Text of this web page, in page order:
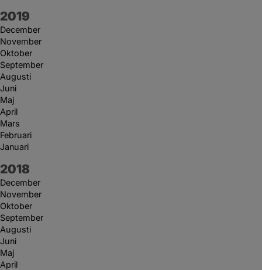
År:
2019
December
November
Oktober
September
Augusti
Juni
Maj
April
Mars
Februari
Januari
År:
2018
December
November
Oktober
September
Augusti
Juni
Maj
April